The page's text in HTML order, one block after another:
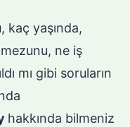
kaç yaşında,
ne iş
mı gibi soruların
hakkında bilmeniz